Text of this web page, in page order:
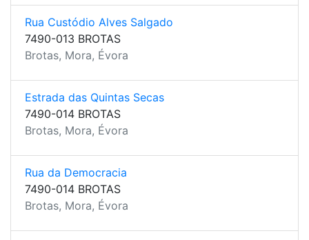
Rua Custódio Alves Salgado
7490-013 BROTAS
Brotas, Mora, Évora
Estrada das Quintas Secas
7490-014 BROTAS
Brotas, Mora, Évora
Rua da Democracia
7490-014 BROTAS
Brotas, Mora, Évora